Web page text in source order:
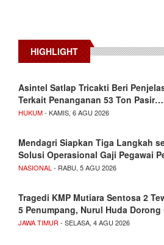
HIGHLIGHT
Asintel Satlap Tricakti Beri
Terkait Penanganan 53 Ton Pasir…
HUKUM- KAMIS, 6 AGU 2026
Mendagri Siapkan Tiga Langkah
Solusi Operasional Gaji Pegawai
NASIONAL - RABU, 5 AGU 2026
Tragedi KMP Mutiara Sentosa 2
5 Penumpang, Nurul Huda
JAWA TIMUR - SELASA, 4 AGU 2026